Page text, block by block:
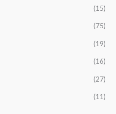
(15)
(75)
(19)
(16)
(27)
(11)